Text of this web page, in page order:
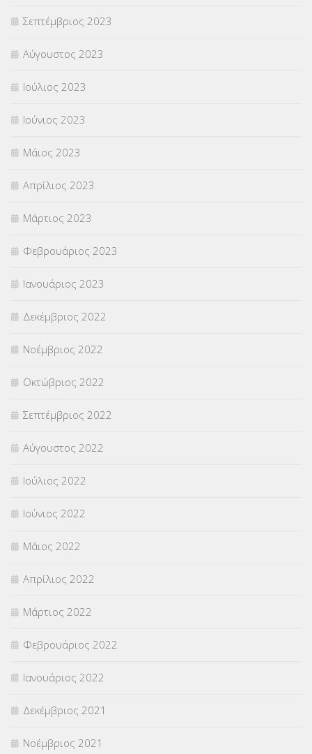
Σεπτέμβριος 2023
Αύγουστος 2023
Ιούλιος 2023
Ιούνιος 2023
Μάιος 2023
Απρίλιος 2023
Μάρτιος 2023
Φεβρουάριος 2023
Ιανουάριος 2023
Δεκέμβριος 2022
Νοέμβριος 2022
Οκτώβριος 2022
Σεπτέμβριος 2022
Αύγουστος 2022
Ιούλιος 2022
Ιούνιος 2022
Μάιος 2022
Απρίλιος 2022
Μάρτιος 2022
Φεβρουάριος 2022
Ιανουάριος 2022
Δεκέμβριος 2021
Νοέμβριος 2021